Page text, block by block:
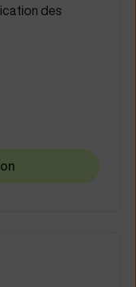
des